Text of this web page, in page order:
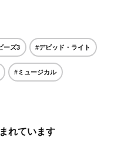
ーズ3 #デビッド・ライト
#ミュージカル
れています